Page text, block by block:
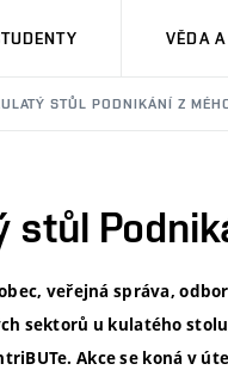
VĚDA
STŮL PODNIKÁNÍ Z
stůl
veřejná správa,
sektorů u kulatého
. Akce se koná v